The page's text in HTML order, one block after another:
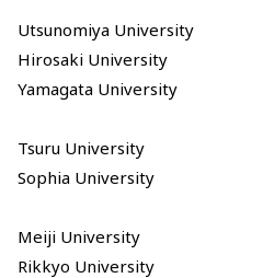
Utsunomiya University
Hirosaki University
Yamagata University
Tsuru University
Sophia University
Meiji University
Rikkyo University